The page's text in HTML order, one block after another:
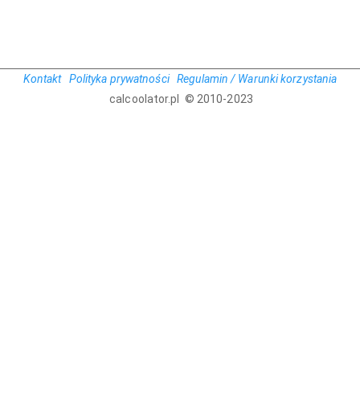
Kontakt Polityka prywatności Regulamin / Warunki korzystania
calcoolator.pl © 2010-2023